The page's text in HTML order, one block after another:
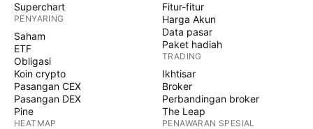
Superchart
PENYARING
Saham
ETF
Obligasi
Koin crypto
Pasangan CEX
Pasangan DEX
Pine
HEATMAP
Fitur-fitur
Harga Akun
Data pasar
Paket hadiah
TRADING
Ikhtisar
Broker
Perbandingan broker
The Leap
PENAWARAN SPESIAL